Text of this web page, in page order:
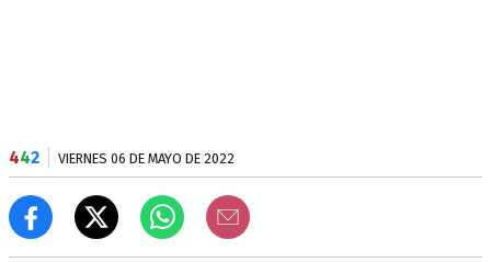
442 VIERNES 06 DE MAYO DE 2022